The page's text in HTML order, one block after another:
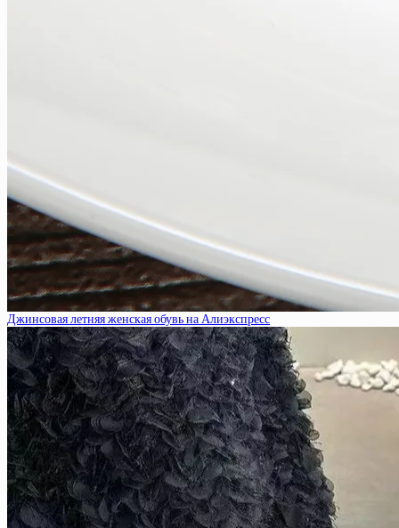
Джинсовая летняя женская обувь на Алиэкспресс